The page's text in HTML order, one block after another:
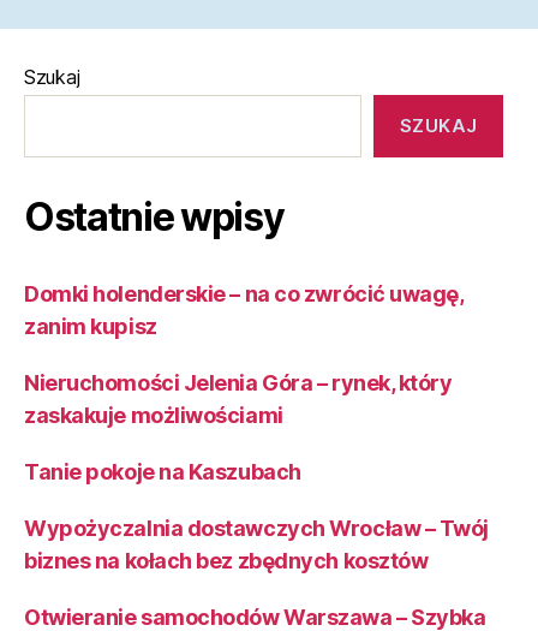
Szukaj
SZUKAJ
Ostatnie wpisy
Domki holenderskie – na co zwrócić uwagę,
zanim kupisz
Nieruchomości Jelenia Góra – rynek, który
zaskakuje możliwościami
Tanie pokoje na Kaszubach
Wypożyczalnia dostawczych Wrocław – Twój
biznes na kołach bez zbędnych kosztów
Otwieranie samochodów Warszawa – Szybka